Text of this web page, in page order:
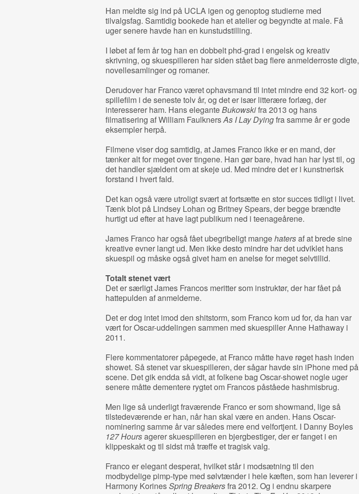
Han meldte sig ind på UCLA igen og genoptog studierne med
tilvalgsfag. Samtidig bookede han et atelier og begyndte at male. Få
uger senere havde han en kunstudstilling.
I løbet af fem år tog han en dobbelt phd-grad i engelsk og kreativ
skrivning, og skuespilleren har siden stået bag flere anmelderroste digte,
novellesamlinger og romaner.
Derudover har Franco været ophavsmand til intet mindre end 32 kort- og
spillefilm i de seneste tolv år, og det er især litterære forlæg, der
interesserer ham. Hans eleganteBukowskifra 2013 og hans
filmatisering af William FaulknersAs I Lay Dyingfra samme år er gode
eksempler herpå.
Filmene viser dog samtidig, at James Franco ikke er en mand, der
tænker alt for meget over tingene. Han gør bare, hvad han har lyst til, og
det handler sjældent om at skeje ud. Med mindre det er i kunstnerisk
forstand i hvert fald.
Det kan også være utroligt svært at fortsætte en stor succes tidligt i livet.
Tænk blot på Lindsey Lohan og Britney Spears, der begge brændte
hurtigt ud efter at have lagt publikum ned i teenageårene.
James Franco har også fået ubegribeligt mangehatersaf at brede sine
kreative evner langt ud. Men ikke desto mindre har det udviklet hans
skuespil og måske også givet ham en anelse for meget selvtillid.
Totalt stenet vært
Det er særligt James Francos meritter som instruktør, der har fået på
hattepulden af anmelderne.
Det er dog intet imod den shitstorm, som Franco kom ud for, da han var
vært for Oscar-uddelingen sammen med skuespiller Anne Hathaway i
2011.
Flere kommentatorer påpegede, at Franco måtte have røget hash inden
showet. Så stenet var skuespilleren, der sågar havde sin iPhone med på
scene. Det gik endda så vidt, at folkene bag Oscar-showet nogle uger
senere måtte dementere rygtet om Francos påståede hashmisbrug.
Men lige så underligt fraværende Franco er som showmand, lige så
tilstedeværende er han, når han skal være en anden. Hans Oscar-
nominering samme år var således mere end velfortjent. I Danny Boyles
127 Hoursagerer skuespilleren en bjergbestiger, der er fanget i en
klippeskakt og til sidst må træffe et tragisk valg.
Franco er elegant desperat, hvilket står i modsætning til den
modbydelige pimp-type med sølvtænder i hele kæften, som han leverer i
Harmony KorinesSpring Breakersfra 2012. Og i endnu skarpere